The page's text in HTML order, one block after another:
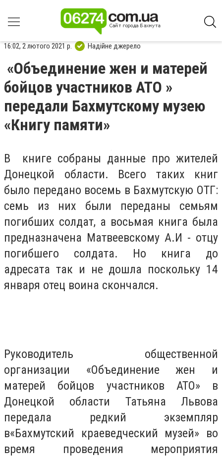
16:02, 2 лютого 2021 р. Надійне джерело
«Объединение жен и матерей
бойцов участников АТО »
передали Бахмутскому музею
«Книгу памяти»
В книге собраны данные про жителей
Донецкой области. Всего таких книг
было передано восемь в Бахмутскую ОТГ:
семь из них были переданы семьям
погибших солдат, а восьмая книга была
предназначена Матвеевскому А.И - отцу
погибшего солдата. Но книга до
адресата так и не дошла поскольку 14
января отец воина скончался.
Руководитель общественной
организации «Объединение жен и
матерей бойцов участников АТО» в
Донецкой области Татьяна Львова
передала редкий экземпляр
в«Бахмутский краеведческий музей» во
время проведения мероприятия